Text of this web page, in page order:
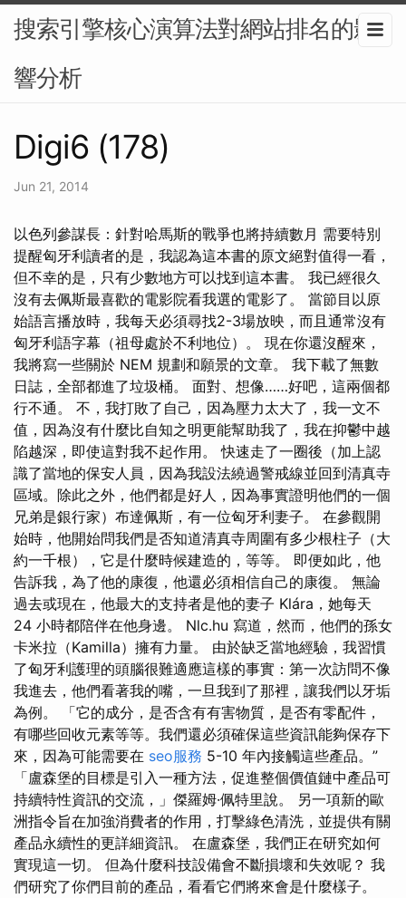
搜索引擎核心演算法對網站排名的影
響分析
Digi6 (178)
Jun 21, 2014
以色列參謀長：針對哈馬斯的戰爭也將持續數月 需要特別
提醒匈牙利讀者的是，我認為這本書的原文絕對值得一看，
但不幸的是，只有少數地方可以找到這本書。 我已經很久
沒有去佩斯最喜歡的電影院看我選的電影了。 當節目以原
始語言播放時，我每天必須尋找2-3場放映，而且通常沒有
匈牙利語字幕（祖母處於不利地位）。 現在你還沒醒來，
我將寫一些關於 NEM 規劃和願景的文章。 我下載了無數
日誌，全部都進了垃圾桶。 面對、想像……好吧，這兩個都
行不通。 不，我打敗了自己，因為壓力太大了，我一文不
值，因為沒有什麼比自知之明更能幫助我了，我在抑鬱中越
陷越深，即使這對我不起作用。 快速走了一圈後（加上認
識了當地的保安人員，因為我設法繞過警戒線並回到清真寺
區域。除此之外，他們都是好人，因為事實證明他們的一個
兄弟是銀行家）布達佩斯，有一位匈牙利妻子。 在參觀開
始時，他開始問我們是否知道清真寺周圍有多少根柱子（大
約一千根），它是什麼時候建造的，等等。 即便如此，他
告訴我，為了他的康復，他還必須相信自己的康復。 無論
過去或現在，他最大的支持者是他的妻子 Klára，她每天
24 小時都陪伴在他身邊。 Nlc.hu 寫道，然而，他們的孫女
卡米拉（Kamilla）擁有力量。 由於缺乏當地經驗，我習慣
了匈牙利護理的頭腦很難適應這樣的事實：第一次訪問不像
我進去，他們看著我的嘴，一旦我到了那裡，讓我們以牙垢
為例。 「它的成分，是否含有有害物質，是否有零配件，
有哪些回收元素等等。我們還必須確保這些資訊能夠保存下
來，因為可能需要在 seo服務 5-10 年內接觸這些產品。”
「盧森堡的目標是引入一種方法，促進整個價值鏈中產品可
持續特性資訊的交流，」傑羅姆·佩特里說。 另一項新的歐
洲指令旨在加強消費者的作用，打擊綠色清洗，並提供有關
產品永續性的更詳細資訊。 在盧森堡，我們正在研究如何
實現這一切。 但為什麼科技設備會不斷損壞和失效呢？ 我
們研究了你們目前的產品，看看它們將來會是什麼樣子。